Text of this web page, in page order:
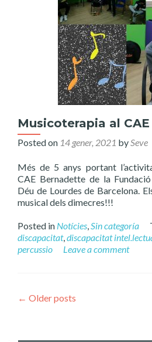
Musicoterapia al
Posted on 14 gener, 2021 bySeve
Més de 5 anys portant
CAE Bernadette de la
Déu de Lourdes de Barcelona.
musical dels dimecres!!!
Posted in Notícies,Sin categoría
discapacitat,discapacitat
percussio
Leave a comment
Posts
← Older posts